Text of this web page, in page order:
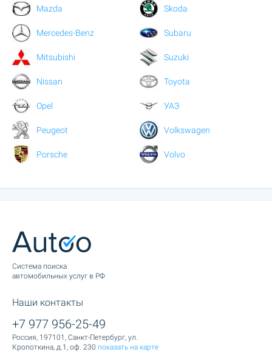
Mazda
Mercedes-Benz
Mitsubishi
Nissan
Opel
Peugeot
Porsche
Skoda
Subaru
Suzuki
Toyota
УАЗ
Volkswagen
Volvo
Cистема поиска
автомобильных услуг в РФ
Наши контакты
+7 977 956-25-49
Россия, 197101, Санкт-Петербург, ул.
Кропоткина, д.1, оф. 230 показать на карте